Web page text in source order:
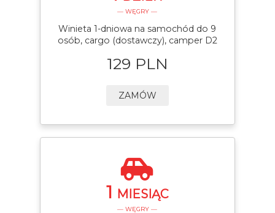
— WĘGRY —
Winieta 1-dniowa na samochód do 9
osób, cargo (dostawczy), camper D2
129 PLN
ZAMÓW
1 MIESIĄC
— WĘGRY —